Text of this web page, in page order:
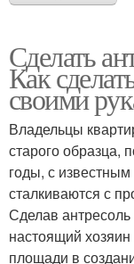
Сделать
Как
своими
Владельцы
старого образца,
годы, с
сталкиваются с
Сделав
настоящий
площади в